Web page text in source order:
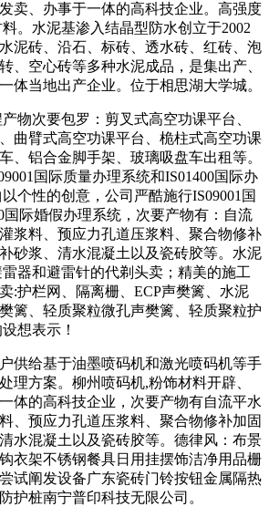
卖、办事于一体的高科技企业。高强度
。水泥基渗入结晶型防水创立于2002
泥砖、沿石、标砖、透水砖、红砖、泡
、空心砖等多种水泥成品，是集出产、
体当地出产企业。位于相思湖大学城。
次要包罗：剪叉式高空功课平台、
曲臂式高空功课平台、桅柱式高空功课
、铝合金脚手架、玻璃吸盘车出租等。
国际质量办理系统和IS01400国际办
个性的创意，公司严酷施行IS09001国
国际婚假办理系统，次要产物有：自流
浆料、预应力孔道压浆料、聚合物修补
砂浆、清水混凝土以及瓷砖胶等。水泥
器和避雷针的代剃头卖；精美的施工
:护栏网、隔离栅、ECP声樊篱、水泥
篱、轻质聚粒微孔声樊篱、轻质聚粒护
想表示！
给基于油墨喷码机和激光喷码机等手
理方案。柳州喷码机,粉饰材料开辟、
体的高科技企业，次要产物有自流平水
、预应力孔道压浆料、聚合物修补加固
水混凝土以及瓷砖胶等。德律风：布景
衣架不锈钢餐具日用挂摆饰洁净用品栅
试阐发设备广东瓷砖门铃按钮金属隔热
护桩南宁普印科技无限公司。